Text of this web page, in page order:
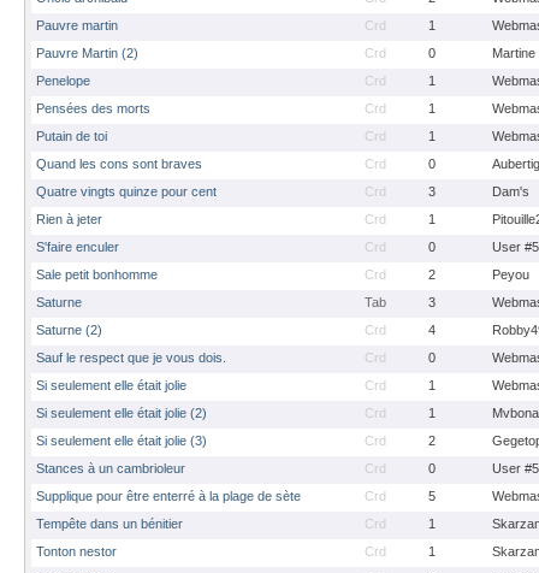
Pauvre martin
Crd 1
Pauvre Martin (2)
Crd 0
Martine
Penelope
Crd 1
Pensées des morts
Crd 1
Putain de toi
Crd 1
Quand les cons sont braves
Crd 0
Quatre vingts quinze pour cent
Crd 3
Dam's
Rien à jeter
Crd 1
S'faire enculer
Crd 0
User
Sale petit bonhomme
Crd 2
Peyou
Saturne
Tab 3
Saturne (2)
Crd 4
Sauf le respect que je vous dois.
Crd 0
Si seulement elle était jolie
Crd 1
Si seulement elle était jolie (2)
Crd 1
Mvbona
Si seulement elle était jolie (3)
Crd 2
Stances à un cambrioleur
Crd 0
User
Supplique pour être enterré à la plage de sète
Crd 5
Tempête dans un bénitier
Crd 1
Tonton nestor
Crd 1